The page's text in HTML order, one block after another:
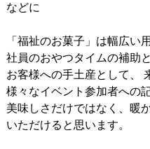
などに
「福祉のお菓子」は幅広い
社員のおやつタイムの補助
お客様への手土産として、
様々なイベント参加者への
美味しさだけではなく、暖
いただけると思います。